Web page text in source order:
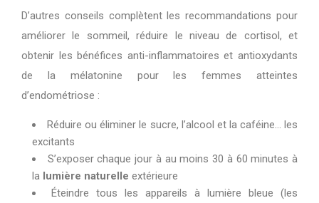
D’autres conseils complètent les recommandations pour
améliorer le sommeil, réduire le niveau de cortisol, et
obtenir les bénéfices anti-inflammatoires et antioxydants
de la mélatonine pour les femmes atteintes
d’endométriose :
Réduire ou éliminer le sucre, l’alcool et la caféine… les
excitants
S’exposer chaque jour à au moins 30 à 60 minutes à
la lumière naturelle extérieure
Éteindre tous les appareils à lumière bleue (les